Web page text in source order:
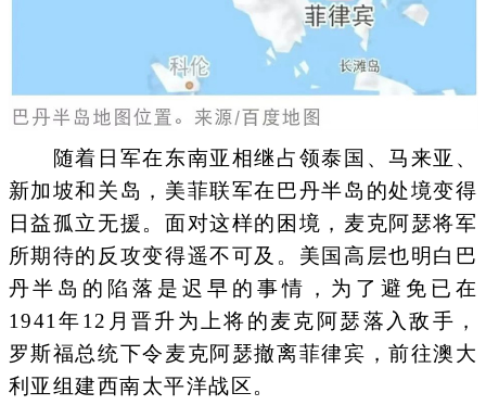
随着日军在东南亚相继占领泰国、马来亚、
新加坡和关岛，美菲联军在巴丹半岛的处境变得
日益孤立无援。面对这样的困境，麦克阿瑟将军
所期待的反攻变得遥不可及。美国高层也明白巴
丹半岛的陷落是迟早的事情，为了避免已在
1941年12月晋升为上将的麦克阿瑟落入敌手，
罗斯福总统下令麦克阿瑟撤离菲律宾，前往澳大
利亚组建西南太平洋战区。